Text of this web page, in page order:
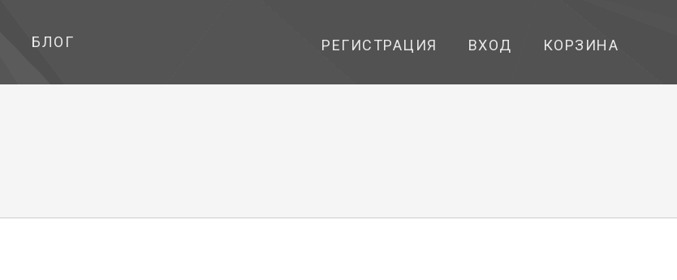
БЛОГ РЕГИСТРАЦИЯ ВХОД КОРЗИНА